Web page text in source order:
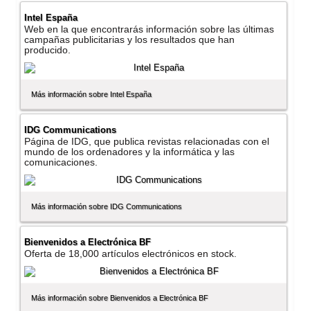
Intel España
Web en la que encontrarás información sobre las últimas
campañas publicitarias y los resultados que han
producido.
Más información sobre Intel España
IDG Communications
Página de IDG, que publica revistas relacionadas con el
mundo de los ordenadores y la informática y las
comunicaciones.
Más información sobre IDG Communications
Bienvenidos a Electrónica BF
Oferta de 18,000 artí­culos electrónicos en stock.
Más información sobre Bienvenidos a Electrónica BF